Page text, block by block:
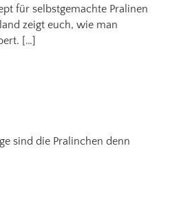
für selbstgemachte Pralinen
zeigt euch, wie man
[…]
sind die Pralinchen denn